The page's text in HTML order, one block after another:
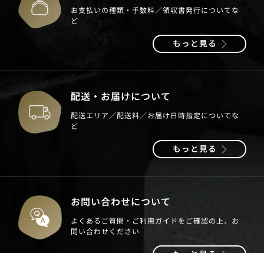
お支払いの種類・手数料／領収書発行についてな
ど
もっと見る
配送・お届けについて
配送エリア／配送料／お届け日時指定についてな
ど
もっと見る
お問い合わせについて
よくあるご質問・ご利用ガイドをご確認の上、お
問い合わせください